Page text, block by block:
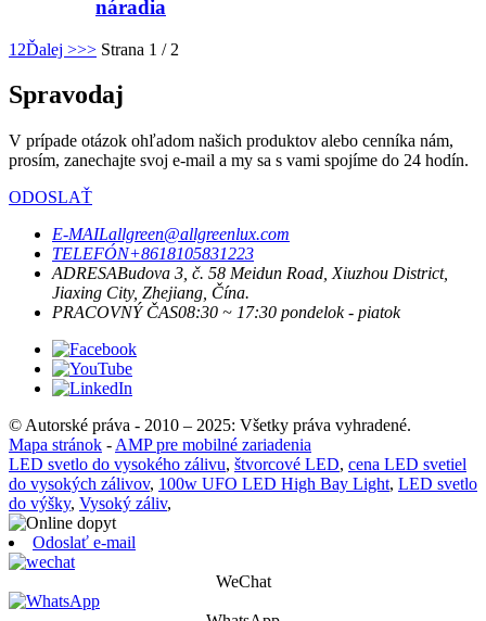
náradia
1 2Ďalej >>> Strana 1 / 2
Spravodaj
V prípade otázok ohľadom našich produktov alebo cenníka nám,
prosím, zanechajte svoj e-mail a my sa s vami spojíme do 24 hodín.
ODOSLAŤ
E-MAILallgreen@allgreenlux.com
TELEFÓN+8618105831223
ADRESABudova 3, č. 58 Meidun Road, Xiuzhou District,
Jiaxing City, Zhejiang, Čína.
PRACOVNÝ ČAS08:30 ~ 17:30 pondelok - piatok
© Autorské práva - 2010 – 2025: Všetky práva vyhradené.
Mapa stránok - AMP pre mobilné zariadenia
LED svetlo do vysokého zálivu, štvorcové LED, cena LED svetiel
do vysokých zálivov, 100w UFO LED High Bay Light, LED svetlo
do výšky, Vysoký záliv,
Odoslať e-mail
WeChat